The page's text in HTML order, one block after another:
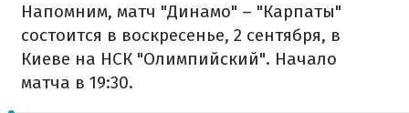
Напомним, матч "Динамо" – "Карпаты"
состоится в воскресенье, 2 сентября, в
Киеве на НСК "Олимпийский". Начало
матча в 19:30.